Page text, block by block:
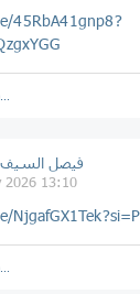
45RbA41gnp8?
Falsaif فيصل السيف
2026 13:10